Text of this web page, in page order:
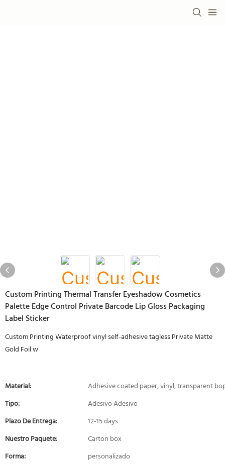
Custom Printing Thermal Transfer Eyeshadow Cosmetics
Palette Edge Control Private Barcode Lip Gloss Packaging
Label Sticker
Custom Printing Waterproof vinyl self-adhesive tagless Private Matte
Gold Foil w
Material:
Adhesive coated paper, vinyl, transparent
Tipo:
Adesivo Adesivo
Plazo De Entrega:
12-15 days
Nuestro Paquete:
Carton box
Forma:
personalizado